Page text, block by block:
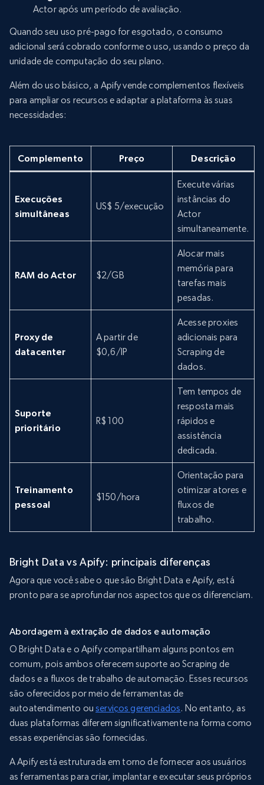
Actor após um período de avaliação.
Quando seu uso pré-pago for esgotado, o consumo
adicional será cobrado conforme o uso, usando o preço da
unidade de computação do seu plano.
Além do uso básico, a Apify vende complementos flexíveis
para ampliar os recursos e adaptar a plataforma às suas
necessidades:
Complemento Preço Descrição
Execuções
simultâneas
US$ 5/execução
Execute várias
instâncias do
Actor
simultaneamente.
RAM do Actor $2/GB
Alocar mais
memória para
tarefas mais
pesadas.
Proxy de
datacenter
A partir de
$0,6/IP
Acesse proxies
adicionais para
Scraping de
dados.
Suporte
prioritário
R$ 100
Tem tempos de
resposta mais
rápidos e
assistência
dedicada.
Treinamento
pessoal
$150/hora
Orientação para
otimizar atores e
fluxos de
trabalho.
Bright Data vs Apify: principais diferenças
Agora que você sabe o que são Bright Data e Apify, está
pronto para se aprofundar nos aspectos que os diferenciam.
Abordagem à extração de dados e automação
O Bright Data e o Apify compartilham alguns pontos em
comum, pois ambos oferecem suporte ao Scraping de
dados e a fluxos de trabalho de automação. Esses recursos
são oferecidos por meio de ferramentas de
autoatendimento ouserviços gerenciados. No entanto, as
duas plataformas diferem significativamente na forma como
essas experiências são fornecidas.
A Apify está estruturada em torno de fornecer aos usuários
as ferramentas para criar, implantar e executar seus próprios